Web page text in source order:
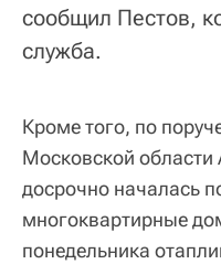
сообщил Пестов,
служба.
Кроме того, по
Московской области
досрочно началась
многоквартирные
понедельника‬